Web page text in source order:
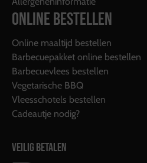
ONLINE BESTELLEN
Online maaltijd bestellen
Barbecuepakket online bestellen
Barbecuevlees bestellen
Vegetarische BBQ
Vleesschotels bestellen
Cadeautje nodig?
VEILIG BETALEN